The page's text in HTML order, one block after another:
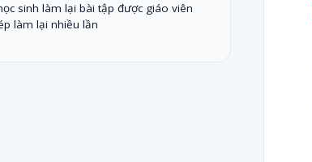
sinh làm lại bài tập được giáo viên
làm lại nhiều lần